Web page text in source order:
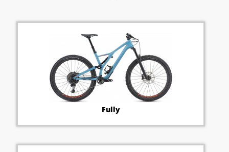
Fully